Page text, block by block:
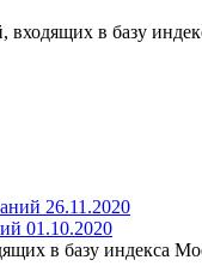
входящих в базу
01.10.2020
в базу индекса